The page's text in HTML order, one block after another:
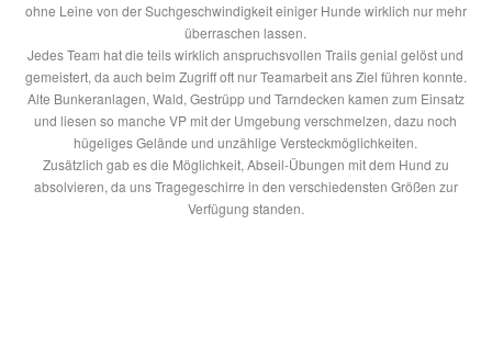
ohne Leine von der Suchgeschwindigkeit einiger Hunde wirklich nur mehr
überraschen lassen.
Jedes Team hat die teils wirklich anspruchsvollen Trails genial gelöst und
gemeistert, da auch beim Zugriff oft nur Teamarbeit ans Ziel führen konnte.
Alte Bunkeranlagen, Wald, Gestrüpp und Tarndecken kamen zum Einsatz
und liesen so manche VP mit der Umgebung verschmelzen, dazu noch
hügeliges Gelände und unzählige Versteckmöglichkeiten.
Zusätzlich gab es die Möglichkeit, Abseil-Übungen mit dem Hund zu
absolvieren, da uns Tragegeschirre in den verschiedensten Größen zur
Verfügung standen.